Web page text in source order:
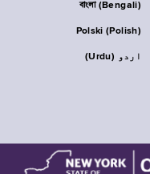
বাংলা (Bengali)
Polski (Polish)
اردو (Urdu)